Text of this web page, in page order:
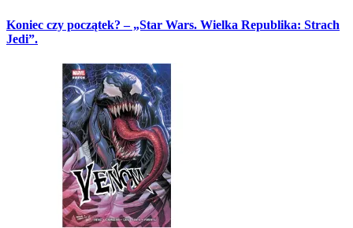
Koniec czy początek? – „Star Wars. Wielka Republika: Strach
Jedi”.